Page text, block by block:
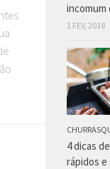
incomum
1 FEV, 2018
4 dicas
rápidos e